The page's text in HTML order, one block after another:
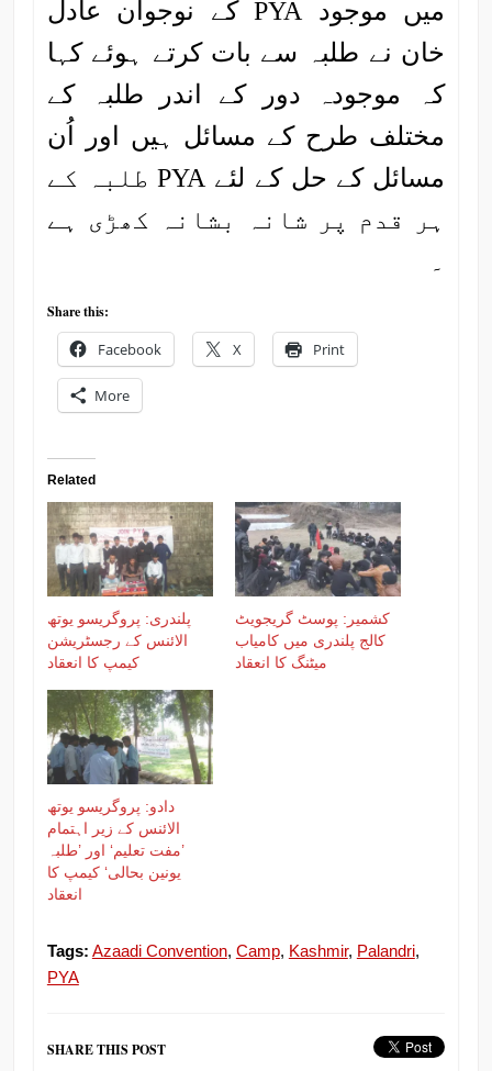
میں موجود PYA کے نوجوان عادل
خان نے طلبہ سے بات کرتے ہوئے کہا
کہ موجودہ دور کے اندر طلبہ کے
مختلف طرح کے مسائل ہیں اور اُن
مسائل کے حل کے لئے PYA طلبہ کے
ہر قدم پر شانہ بشانہ کھڑی ہے
۔
Share this:
Facebook X Print
More
Related
پلندری: پروگریسو یوتھ
الائنس کے رجسٹریشن
کیمپ کا انعقاد
کشمیر: پوسٹ گریجویٹ
کالج پلندری میں کامیاب
میٹنگ کا انعقاد
دادو: پروگریسو یوتھ
الائنس کے زیر اہتمام
’مفت تعلیم‘ اور ’طلبہ
یونین بحالی‘ کیمپ کا
Tags: Azaadi Convention, Camp, Kashmir, Palandri,
PYA
SHARE THIS POST